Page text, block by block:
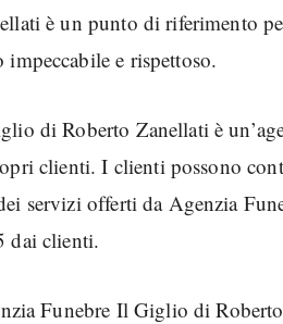
è un punto di riferimento
e rispettoso.
di Roberto Zanellati è
clienti. I clienti possono
servizi offerti da Agenzia
dai clienti.
Funebre Il Giglio di